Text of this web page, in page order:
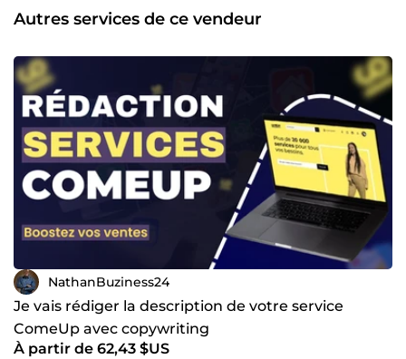
stratégies éprouvées. Le montage vidéo : Donnez vie à vos
idées avec des contenus dynamiques et professionnels. La
à des textes captivants et optimisés pour le SEO. Les
stratégies marketing: Développez une présence en ligne
forte et impactante 💼🌍. Mon objectif est clair : vous fournir
des résultats concrets et durables, tout en mettant en
avant votre unicité. Ensemble, nous construirons des
projets qui marqueront les esprits et atteindront de
nouveaux sommets 🚀📊.
Autres services de ce vendeur
NathanBuziness24
Je vais rédiger la description de votre service
ComeUp avec copywriting
À partir de 62,43 $US